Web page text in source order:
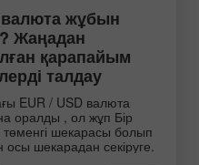
валюта жұбын
Жаңадан
қарапайым
талдау
EUR / USD валюта
оралды , ол жұп Бір
төменгі шекарасы болып
шекарадан секіруге.